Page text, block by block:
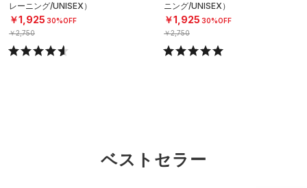
レーニング/UNISEX）
￥1,925 30%OFF
￥2,750
ニング/UNISEX）
￥1,925 30%OFF
￥2,750
ベストセラー